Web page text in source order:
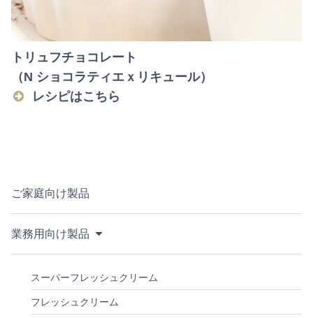
トリュフチョコレート
（N ショコラティエｘリキュール）
レシピはこちら
ご家庭向け製品
業務用向け製品
スーパーフレッシュクリーム
フレッシュクリーム